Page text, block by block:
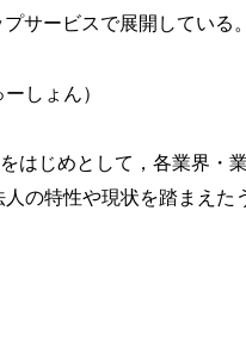
）
区分への対価の配分（貸手）
サービスで展開している。
しょん）
はじめとして，各業界
の特性や現状を踏まえ